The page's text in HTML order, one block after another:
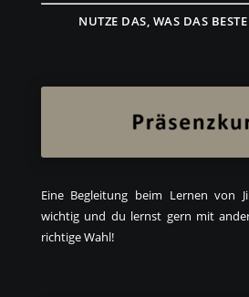
NUTZE DAS, WAS DAS
Eine Begleitung beim Lernen von
wichtig und du lernst gern mit
richtige Wahl!